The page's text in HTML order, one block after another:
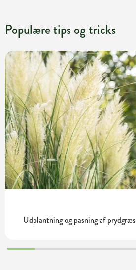
Populære tips og tricks
Udplantning og pasning af prydgræs